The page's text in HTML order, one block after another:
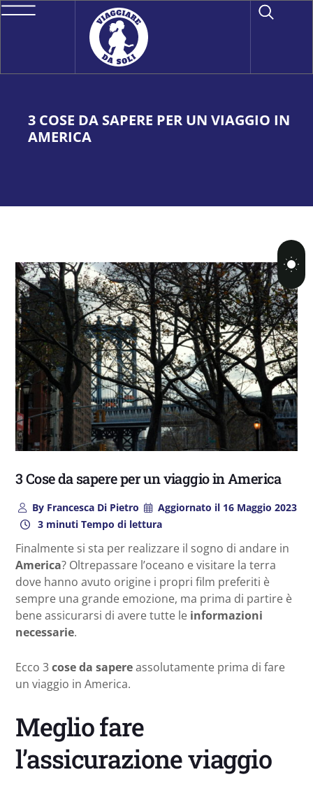
3 COSE DA SAPERE PER UN VIAGGIO IN
AMERICA
3 Cose da sapere per un viaggio in America
ByFrancesca Di Pietro Aggiornato il 16 Maggio 2023
3 minuti Tempo di lettura
Finalmente si sta per realizzare il sogno di andare in
America? Oltrepassare l’oceano e visitare la terra
dove hanno avuto origine i propri film preferiti è
sempre una grande emozione, ma prima di partire è
bene assicurarsi di avere tutte le informazioni
necessarie.
Ecco 3cose da sapereassolutamente prima di fare
un viaggio in America.
Meglio fare
l’assicurazione viaggio